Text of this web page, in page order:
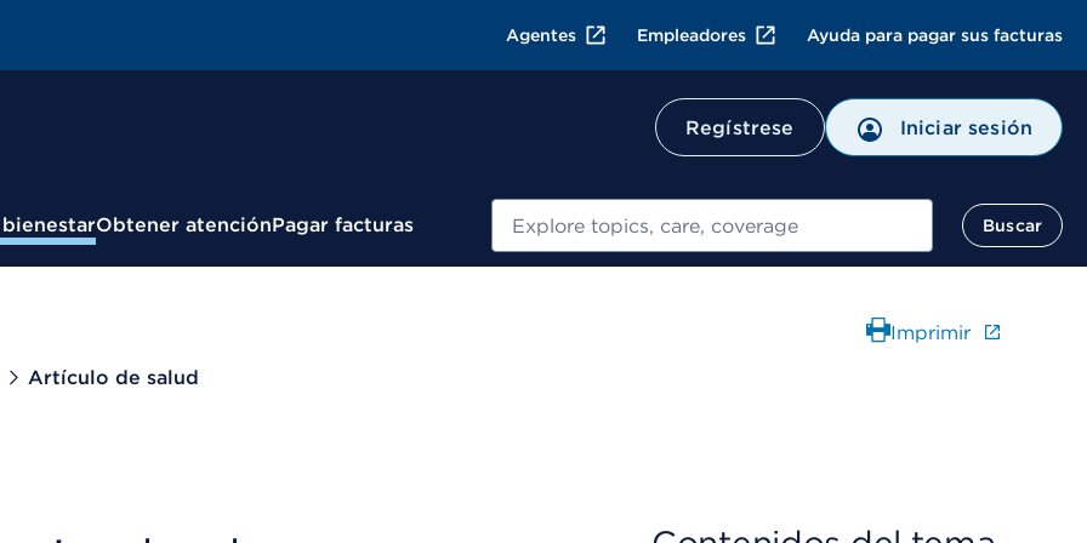
Agentes Empleadores Ayuda para pagar sus facturas
Regístrese Iniciar sesión
Obtener atenciónPagar facturas Buscar
Artículo de salud
Imprimir